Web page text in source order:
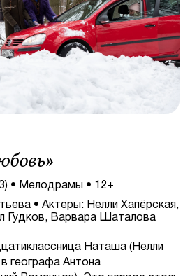
»
• Мелодрамы • 12+
• Актеры: Нелли Хапёрская,
Гудков, Варвара Шаталова
Наташа (Нелли
географа Антона